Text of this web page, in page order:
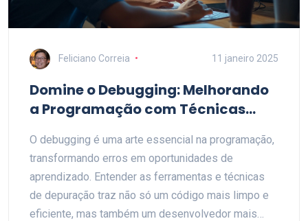
Feliciano Correia 11 janeiro 2025
Domine o Debugging: Melhorando
a Programação com Técnicas
O debugging é uma arte essencial na programação,
transformando erros em oportunidades de
aprendizado. Entender as ferramentas e técnicas
de depuração traz não só um código mais limpo e
eficiente, mas também um desenvolvedor mais